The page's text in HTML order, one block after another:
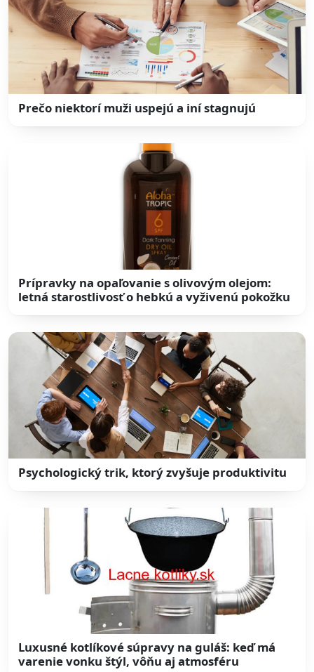
Prečo niektorí muži uspejú a iní stagnujú
Prípravky na opaľovanie s olivovým olejom:
letná starostlivosť o hebkú a vyživenú pokožku
Psychologický trik, ktorý zvyšuje produktivitu
Luxusné kotlíkové súpravy na guláš: keď má
varenie vonku štýl, vôňu aj atmosféru